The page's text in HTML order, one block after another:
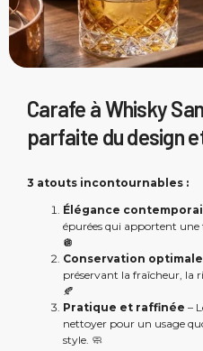
Carafe à Whisky
parfaite du design
3 atouts incontournables :
Élégance
épurées qui apportent une
🪩
Conservation optimale
préservant la fraîcheur, la
🍂
Pratique et raffinée –
nettoyer pour un usage
style. 🧼